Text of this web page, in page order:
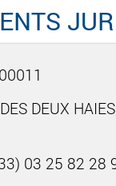
DEUX
03 25 82 28